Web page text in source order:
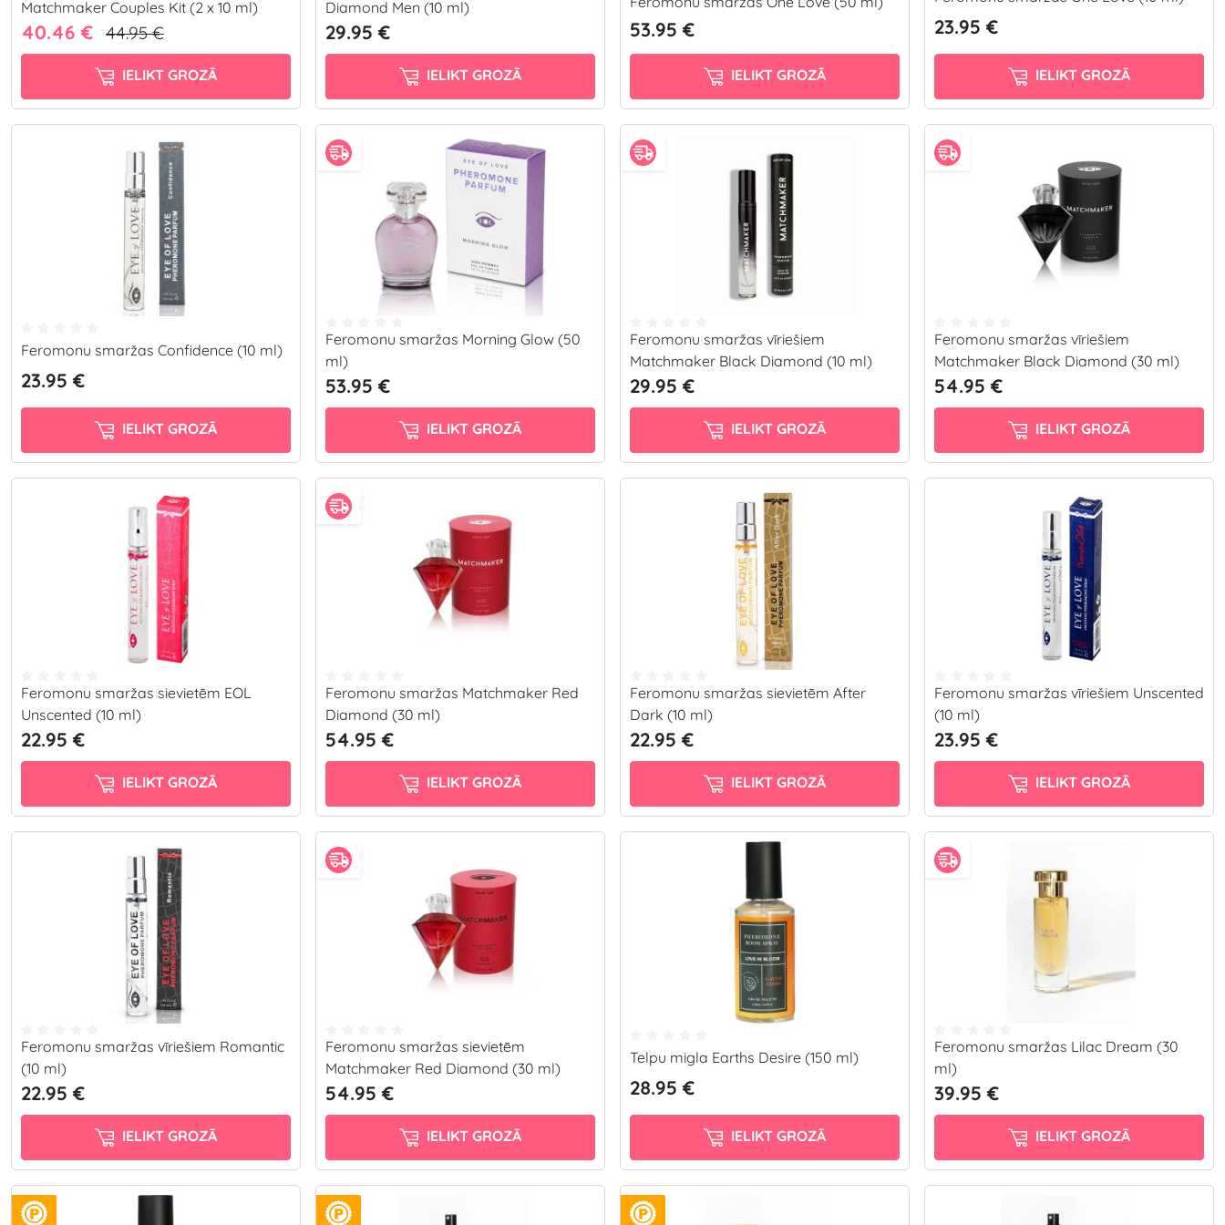
Matchmaker Couples Kit (2 x 10 ml)
40.46 € 44.95 €
IELIKT GROZĀ
Diamond Men (10 ml)
29.95 €
IELIKT GROZĀ
53.95 €
IELIKT GROZĀ
23.95 €
IELIKT GROZĀ
Feromonu smaržas Confidence (10 ml)
23.95 €
IELIKT GROZĀ
Feromonu smaržas Morning Glow (50
ml)
53.95 €
IELIKT GROZĀ
Feromonu smaržas vīriešiem
Matchmaker Black Diamond (10 ml)
29.95 €
IELIKT GROZĀ
Feromonu smaržas vīriešiem
Matchmaker Black Diamond (30 ml)
54.95 €
IELIKT GROZĀ
Feromonu smaržas sievietēm EOL
Unscented (10 ml)
22.95 €
IELIKT GROZĀ
Feromonu smaržas Matchmaker Red
Diamond (30 ml)
54.95 €
IELIKT GROZĀ
Feromonu smaržas sievietēm After
Dark (10 ml)
22.95 €
IELIKT GROZĀ
Feromonu smaržas vīriešiem Unscented
(10 ml)
23.95 €
IELIKT GROZĀ
Feromonu smaržas vīriešiem Romantic
(10 ml)
22.95 €
IELIKT GROZĀ
Feromonu smaržas sievietēm
Matchmaker Red Diamond (30 ml)
54.95 €
IELIKT GROZĀ
Telpu migla Earths Desire (150 ml)
28.95 €
IELIKT GROZĀ
Feromonu smaržas Lilac Dream (30
ml)
39.95 €
IELIKT GROZĀ